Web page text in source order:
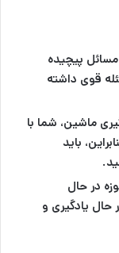
پیچیده
قوی داشته
ماشین، شما با
باید
در حال
حال یادگیری و